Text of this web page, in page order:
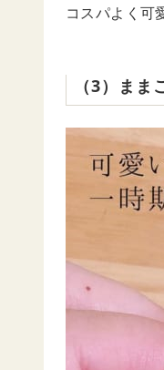
コスパよく可
（3）まま